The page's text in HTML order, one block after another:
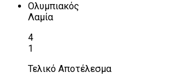
Ολυμπιακός
Λαμία
4
1
Τελικό Αποτέλεσμα